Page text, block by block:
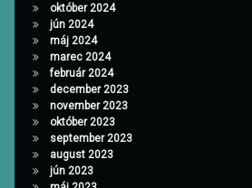
október 2024
jún 2024
máj 2024
marec 2024
február 2024
december 2023
november 2023
október 2023
september 2023
august 2023
jún 2023